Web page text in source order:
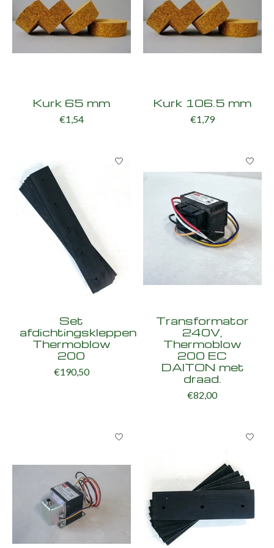
Kurk 65 mm
€1,54
Kurk 106.5 mm
€1,79
Set
afdichtingskleppen
Thermoblow
200
€190,50
Transformator
240V,
Thermoblow
200 EC
DAITON met
draad.
€82,00